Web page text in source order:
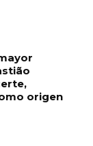
origen